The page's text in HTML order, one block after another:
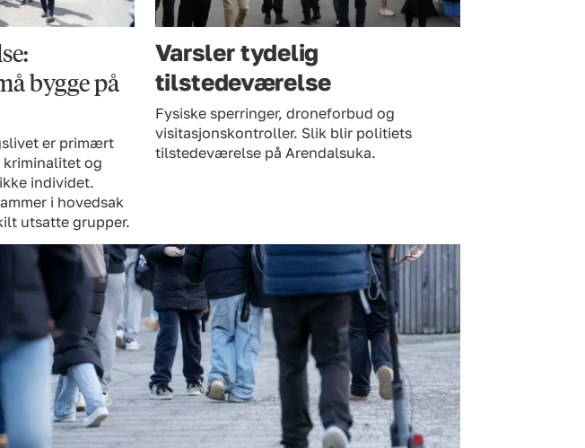
bygge på
er primært
og
individet.
i hovedsak
utsatte grupper.
Varsler tydelig
tilstedeværelse
Fysiske sperringer, droneforbud og
visitasjonskontroller. Slik blir politiets
tilstedeværelse på Arendalsuka.